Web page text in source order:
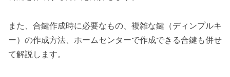
また、合鍵作成時に必要なもの、複雑な鍵（ディンプルキ
ー）の作成方法、ホームセンターで作成できる合鍵も併せ
て解説します。